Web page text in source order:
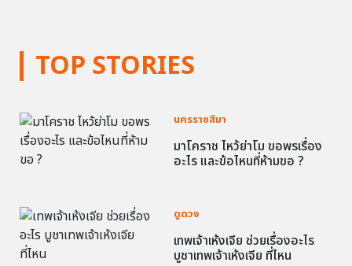
TOP STORIES
นครราชสีมา
มาโคราช ไหว้ย่าโม ขอพรเรื่อง
อะไร และข้อไหนที่ห้ามขอ ?
ดูดวง
เทพเจ้าเห้งเจีย ช่วยเรื่องอะไร
บูชาเทพเจ้าเห้งเจีย ที่ไหน